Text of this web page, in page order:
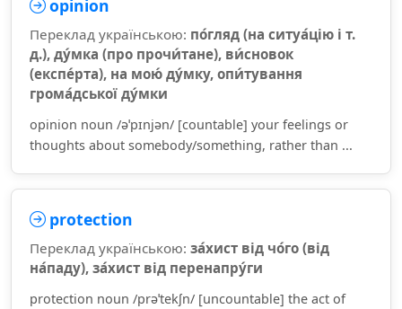
opinion
Переклад українською: по́гляд (на ситуа́цію і т.
д.), ду́мка (про прочи́тане), ви́сновок
(експе́рта), на мою́ ду́мку, опи́тування
грома́дської ду́мки
opinion noun /əˈpɪnjən/ [countable] your feelings or
thoughts about somebody/something, rather than ...
protection
Переклад українською: за́хист від чо́го (від
на́паду), за́хист від перенапру́ги
protection noun /prəˈtekʃn/ [uncountable] the act of